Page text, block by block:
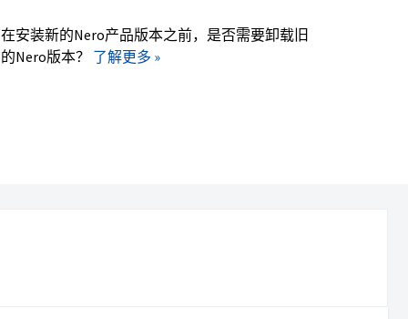
在安装新的Nero产品版本之前，是否需要卸载旧
的Nero版本？ 了解更多 »